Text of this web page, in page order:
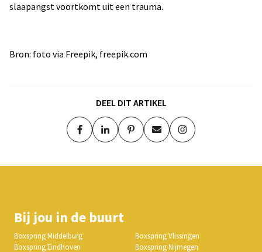
slaapangst voortkomt uit een trauma.
Bron: foto via Freepik, freepik.com
DEEL DIT ARTIKEL
Bij jou in de buurt
Boxspring Middelburg
Boxspring Eindhoven
Boxspring Vlissingen
Boxspring Nijmegen